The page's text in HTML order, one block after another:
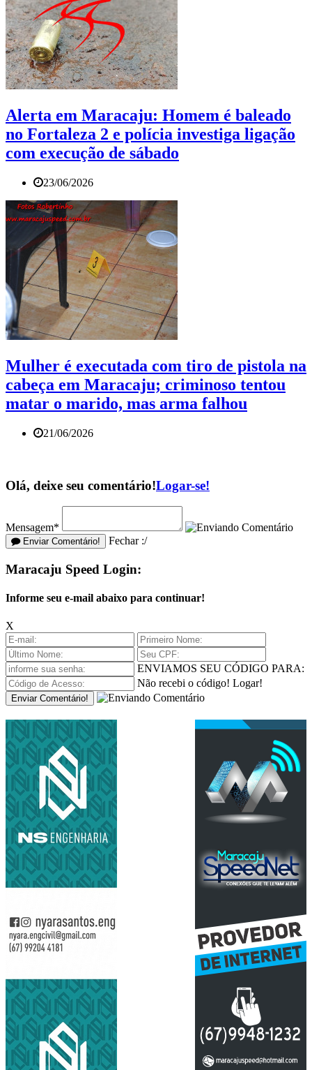
Alerta em Maracaju: Homem é baleado
no Fortaleza 2 e polícia investiga ligação
com execução de sábado
23/06/2026
Mulher é executada com tiro de pistola na
cabeça em Maracaju; criminoso tentou
matar o marido, mas arma falhou
21/06/2026
Olá, deixe seu comentário!Logar-se!
Mensagem*
Enviar Comentário! Fechar :/
Maracaju Speed Login:
Informe seu e-mail abaixo para continuar!
X
ENVIAMOS SEU CÓDIGO PARA:
Não recebi o código! Logar!
Enviar Comentário!